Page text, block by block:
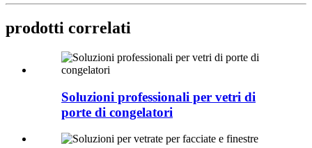
prodotti correlati
Soluzioni professionali per vetri di
porte di congelatori